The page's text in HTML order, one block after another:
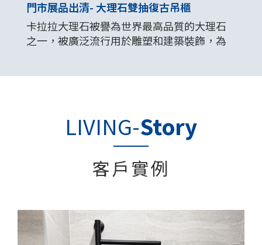
門市展品出清- 大理石雙抽復古吊櫃
卡拉拉大理石被譽為世界最高品質的大理石
之一，被廣泛流行用於雕塑和建築裝飾，為
LIVING-Story
客戶實例